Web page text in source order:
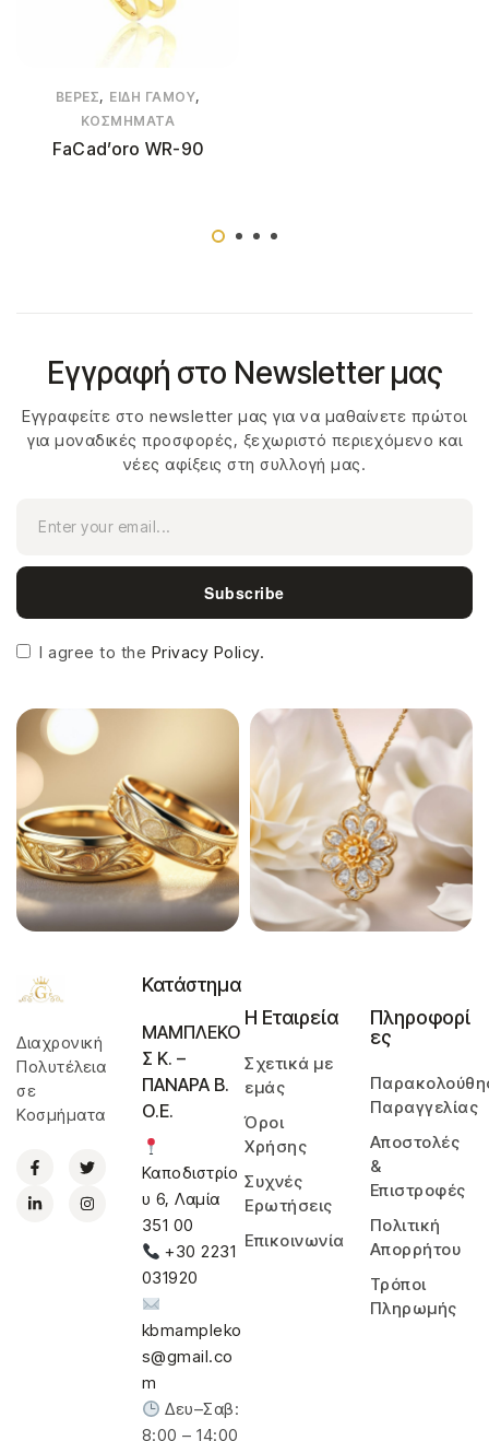
ΒΈΡΕΣ, ΕΊΔΗ ΓΆΜΟΥ,
ΚΟΣΜΉΜΑΤΑ
FaCad’oro WR-90
Εγγραφή στο Newsletter μας
Εγγραφείτε στο newsletter μας για να μαθαίνετε πρώτοι
για μοναδικές προσφορές, ξεχωριστό περιεχόμενο και
νέες αφίξεις στη συλλογή μας.
Subscribe
I agree to the Privacy Policy.
Διαχρονική
Πολυτέλεια
σε
Κοσμήματα
Η Εταιρεία
Σχετικά με
εμάς
Όροι
Χρήσης
Συχνές
Ερωτήσεις
Επικοινωνία
Πληροφορί
ες
Παραγγελίας
Αποστολές
&
Επιστροφές
Πολιτική
Απορρήτου
Τρόποι
Πληρωμής
Κατάστημα
ΜΑΜΠΛΕΚΟ
Σ Κ. –
ΠΑΝΑΡΑ Β.
Ο.Ε.
Καποδιστρίο
υ 6, Λαμία
351 00
+30 2231
031920
kbmampleko
s@gmail.co
m
Δευ–Σαβ:
8:00 – 14:00